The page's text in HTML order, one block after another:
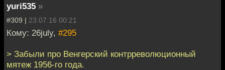
yuri535 »
#309 | 23.07.16 00:21
Кому: 26july, #295
> Забыли про Венгерский контрреволюционный
мятеж 1956-го года.